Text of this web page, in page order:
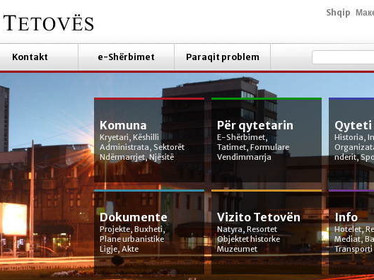
Shqip
Kontakt e-Shërbimet Paraqit problem
Komuna
Kryetari, Këshilli
Administrata, Sektorët
Ndërmarrjet, Njësitë
Për qytetarin
E-Shërbimet,
Tatimet, Formulare
Vendimmarrja
Qyteti
Historia,
nderit,
Dokumente
Projekte, Buxheti,
Plane urbanistike
Ligje, Akte
Vizito Tetovën
Natyra, Resortet
Objektet historke
Muzeumet
Info
Hotelet,
Mediat,
Transporti